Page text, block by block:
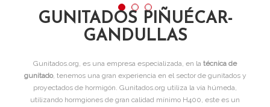
GUNITADOS PIÑUÉCAR-
GANDULLAS
Gunitados.org, es una empresa especializada, en la técnica de
gunitado, tenemos una gran experiencia en el sector de gunitados y
proyectados de hormigón. Gunitados.org utiliza la vía húmeda,
utilizando hormgiones de gran calidad mínimo H400, este es un